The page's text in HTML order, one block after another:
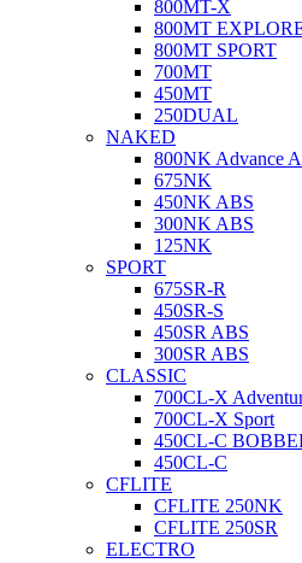
800MT-X
800MT
800MT SPORT
700MT
450MT
250DUAL
NAKED
800NK Advance
675NK
450NK ABS
300NK ABS
125NK
SPORT
675SR-R
450SR-S
450SR ABS
300SR ABS
CLASSIC
700CL-X
700CL-X Sport
450CL-C
450CL-C
CFLITE
CFLITE 250NK
CFLITE 250SR
ELECTRO